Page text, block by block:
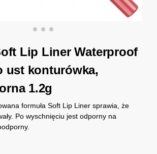
Lip Liner Waterproof
ust konturówka,
1.2g
formuła Soft Lip Liner sprawia, że
Po wyschnięciu jest odporny na